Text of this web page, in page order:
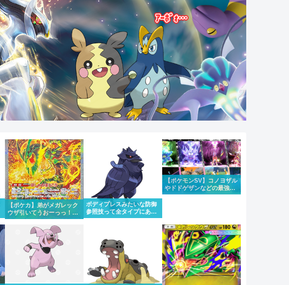
【ポケカ】弟がメガレック
ウザ引いてうおーっっ！！
かっけー！！って一緒にな
ってるんだけど…
ボディプレスみたいな防御
参照技って全タイプにある
のはちょっと違うけどもう
【ポケモンSV】コノヨザル
やドドゲザンなどの最強レ
イドが4週連続で開催！合